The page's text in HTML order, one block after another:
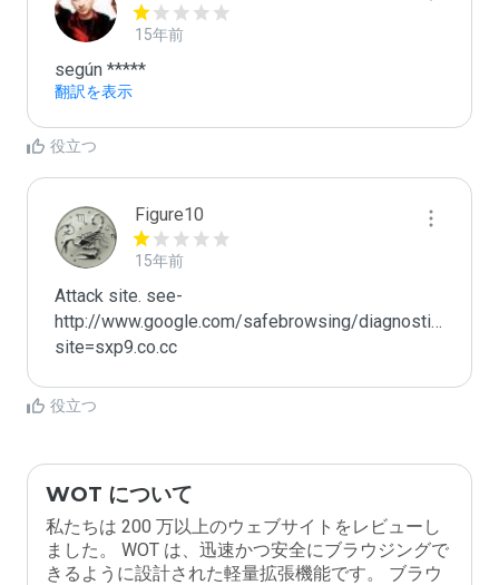
15年前
según *****
翻訳を表示
役立つ
Figure10
15年前
Attack site. see-
http://www.google.com/safebrowsing/diagnostic?
site=sxp9.co.cc
役立つ
WOT について
私たちは 200 万以上のウェブサイトをレビューし
ました。 WOT は、迅速かつ安全にブラウジングで
きるように設計された軽量拡張機能です。 ブラウ